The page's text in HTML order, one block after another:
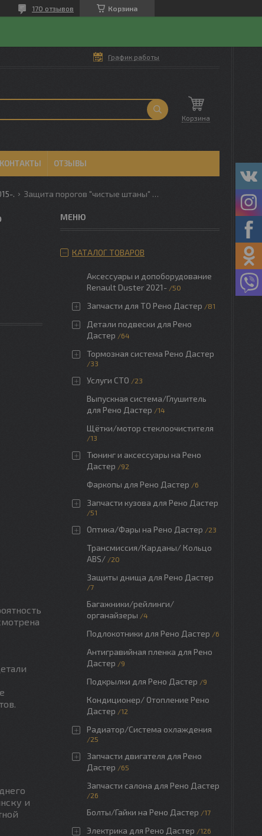
Корзина
170 отзывов
График работы
Корзина
КОНТАКТЫ ОТЗЫВЫ
. Защита порогов "чистые штаны" для renault duster pt group (россия)
и
КАТАЛОГ ТОВАРОВ
Аксессуары и допоборудование
Renault Duster 2021-
50
Запчасти для ТО Рено Дастер 81
Детали подвески для Рено
Дастер
64
Тормозная система Рено Дастер
33
Услуги СТО 23
Выпускная система/Глушитель
для Рено Дастер
14
Щётки/мотор стеклоочистителя
13
Тюнинг и аксессуары на Рено
Дастер
92
Фаркопы для Рено Дастер 6
Запчасти кузова для Рено Дастер
51
Оптика/Фары на Рено Дастер 23
Трансмиссия/Карданы/ Кольцо
ABS/
20
Защиты днища для Рено Дастер
7
Багажники/рейлинги/
органайзеры
4
Подлокотники для Рено Дастер 6
Антигравийная пленка для Рено
Дастер
9
Подкрылки для Рено Дастер 9
Кондиционер/ Отопление Рено
Дастер
12
Радиатор/Система охлаждения
25
Запчасти двигателя для Рено
Дастер
65
Запчасти салона для Рено Дастер
26
Болты/Гайки на Рено Дастер 17
Электрика для Рено Дастер 126